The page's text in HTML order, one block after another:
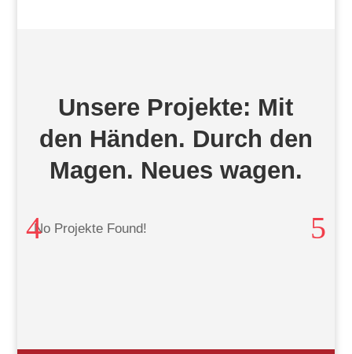
Unsere Projekte: Mit
den Händen. Durch den
Magen. Neues wagen.
No Projekte Found!